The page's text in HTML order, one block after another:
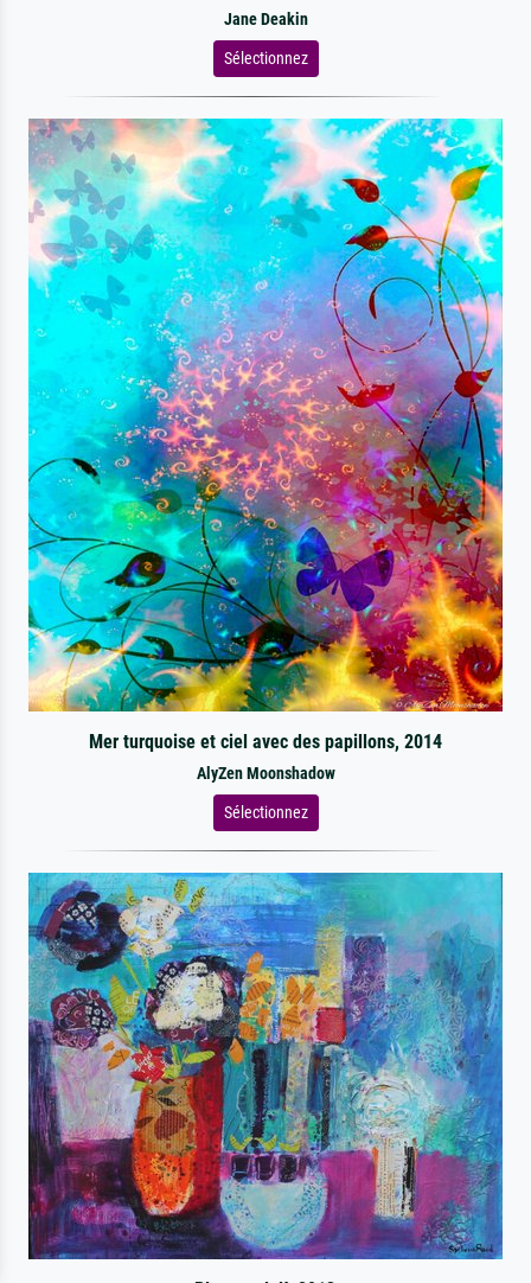
Jane Deakin
Sélectionnez
Mer turquoise et ciel avec des papillons, 2014
AlyZen Moonshadow
Sélectionnez